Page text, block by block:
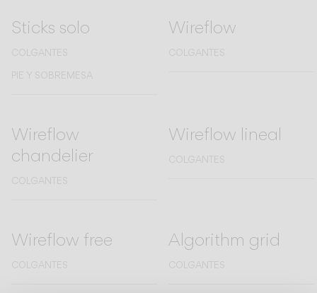
Sticks solo
COLGANTES
PIE Y SOBREMESA
Wireflow
COLGANTES
Wireflow
chandelier
COLGANTES
Wireflow lineal
COLGANTES
Wireflow free
COLGANTES
Algorithm grid
COLGANTES